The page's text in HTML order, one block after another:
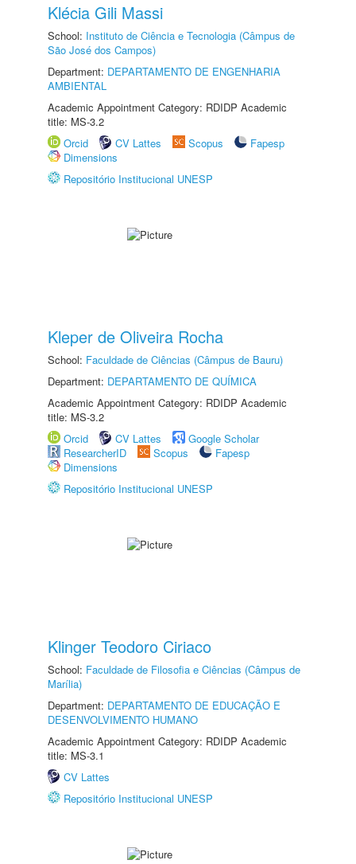
Klécia Gili Massi
School: Instituto de Ciência e Tecnologia (Câmpus de
São José dos Campos)
Department: DEPARTAMENTO DE ENGENHARIA
AMBIENTAL
Academic Appointment Category: RDIDP Academic
title: MS-3.2
Orcid
CV Lattes Scopus
Fapesp
Dimensions
Repositório Institucional UNESP
Kleper de Oliveira Rocha
School: Faculdade de Ciências (Câmpus de Bauru)
Department: DEPARTAMENTO DE QUÍMICA
Academic Appointment Category: RDIDP Academic
title: MS-3.2
Orcid
CV Lattes
Google Scholar
ResearcherID
Scopus
Fapesp
Dimensions
Repositório Institucional UNESP
Klinger Teodoro Ciriaco
School: Faculdade de Filosofia e Ciências (Câmpus de
Marília)
Department: DEPARTAMENTO DE EDUCAÇÃO E
DESENVOLVIMENTO HUMANO
Academic Appointment Category: RDIDP Academic
title: MS-3.1
CV Lattes
Repositório Institucional UNESP